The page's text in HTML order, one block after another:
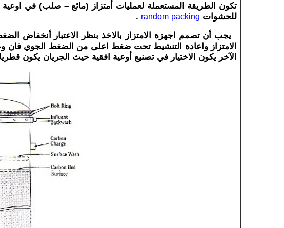
تكون الطريقة المستعملة لعمليات أمتزاز (مائع – صلب) في
للحشوات
random packing
.
يجب أن تصمم اجهزة الامتزاز بالاخذ بنظر الاعتبار أنخفاض
الامتزاز واعادة التنشيط تحت ضغط اعلى من الضغط الجوي فان
الآخر يكون الاختيار في تصنيع أوعية افقية حيث الجريان يكون